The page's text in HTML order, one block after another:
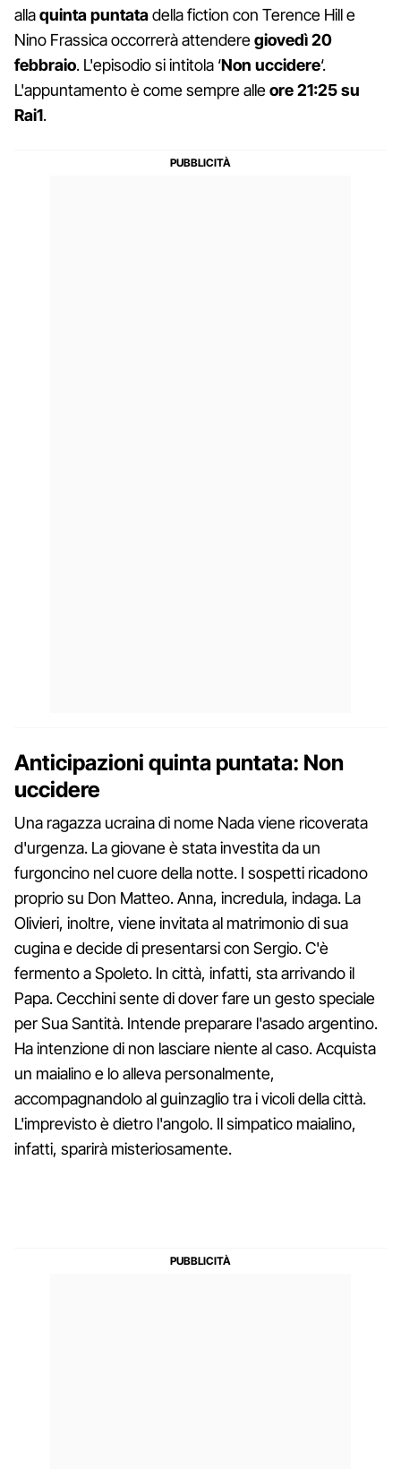
allaquinta puntatadella fiction con Terence Hill e
Nino Frassica occorrerà attenderegiovedì 20
febbraio. L'episodio si intitola ‘Non uccidere‘.
L'appuntamento è come sempre alleore 21:25 su
Rai1.
Anticipazioni quinta puntata: Non
uccidere
Una ragazza ucraina di nome Nada viene ricoverata
d'urgenza. La giovane è stata investita da un
furgoncino nel cuore della notte. I sospetti ricadono
proprio su Don Matteo. Anna, incredula, indaga. La
Olivieri, inoltre, viene invitata al matrimonio di sua
cugina e decide di presentarsi con Sergio. C'è
fermento a Spoleto. In città, infatti, sta arrivando il
Papa. Cecchini sente di dover fare un gesto speciale
per Sua Santità. Intende preparare l'asado argentino.
Ha intenzione di non lasciare niente al caso. Acquista
un maialino e lo alleva personalmente,
accompagnandolo al guinzaglio tra i vicoli della città.
L'imprevisto è dietro l'angolo. Il simpatico maialino,
infatti, sparirà misteriosamente.